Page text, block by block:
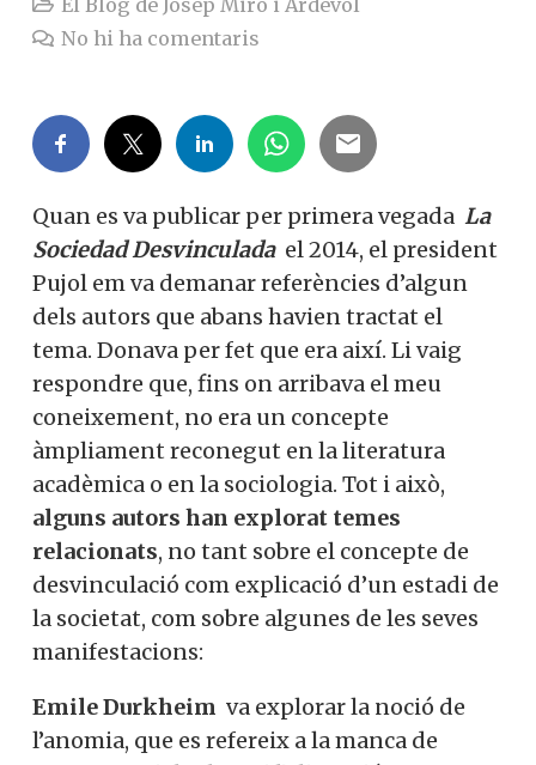
No hi ha comentaris
vegada La Sociedad Desvinculadael 2014,
el president Pujol em va demanar
referències d’algun dels autors que abans
havien tractat el tema. Donava per fet que
era així. Li vaig respondre que, fins on
arribava el meu coneixement, no era un
concepte àmpliament reconegut en la
literatura acadèmica o en la sociologia. Tot
i això,alguns autors han explorat temes
relacionats, no tant sobre el concepte de
desvinculació com explicació d’un estadi
de la societat, com sobre algunes de les
seves manifestacions:
l’anomia, que es refereix a la manca de
normes socials clares i l’alienació.